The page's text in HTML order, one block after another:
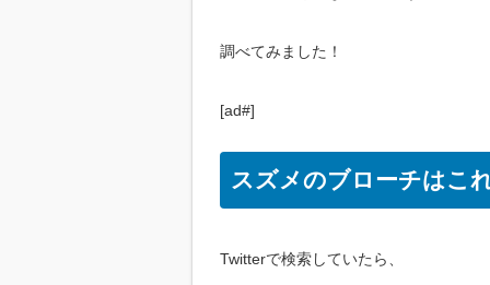
調べてみました！
[ad#]
スズメのブローチはこ
Twitterで検索していたら、